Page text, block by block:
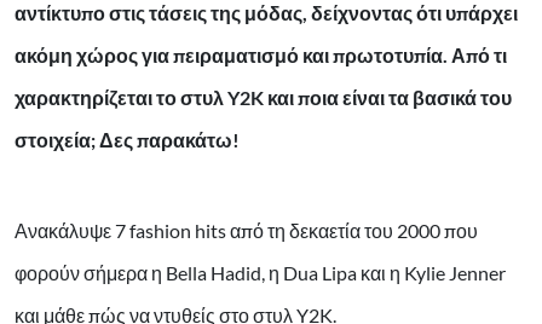
αντίκτυπο στις τάσεις της μόδας, δείχνοντας ότι υπάρχει
ακόμη χώρος για πειραματισμό και πρωτοτυπία. Από τι
χαρακτηρίζεται το στυλ Y2K και ποια είναι τα βασικά του
στοιχεία; Δες παρακάτω!
Ανακάλυψε 7 fashion hits από τη δεκαετία του 2000 που
φορούν σήμερα η Bella Hadid, η Dua Lipa και η Kylie Jenner
και μάθε πώς να ντυθείς στο στυλ Y2K.